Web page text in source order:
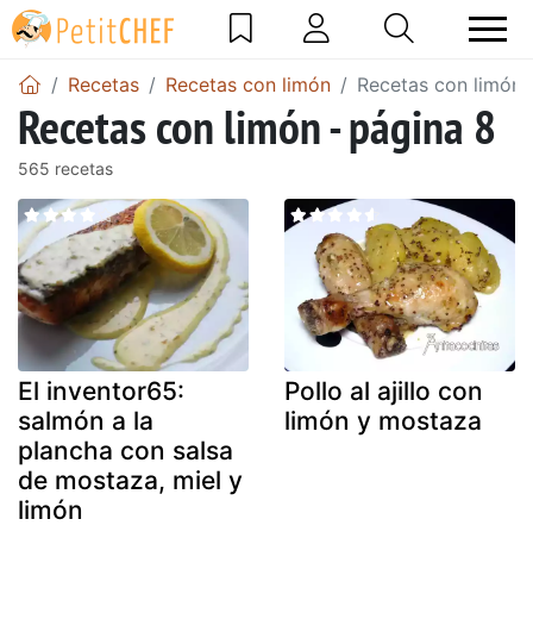
Recetas Recetas con limón Recetas con limón
Recetas con limón - página 8
565 recetas
El inventor65:
salmón a la
plancha con salsa
de mostaza, miel y
limón
Pollo al ajillo con
limón y mostaza